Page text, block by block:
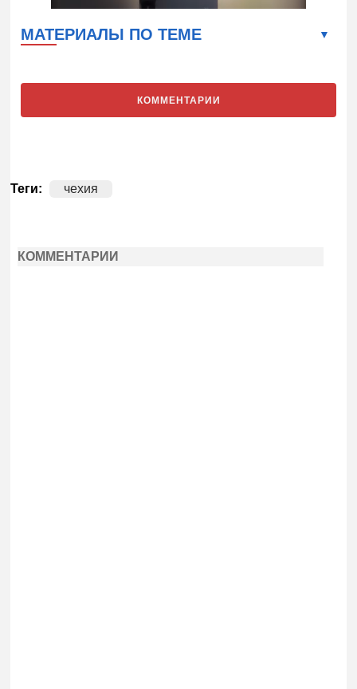
МАТЕРИАЛЫ ПО ТЕМЕ
КОММЕНТАРИИ
Теги: чехия
КОММЕНТАРИИ